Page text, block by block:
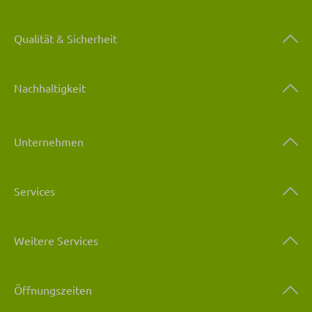
Qualität & Sicherheit
Nachhaltigkeit
Unternehmen
Services
Weitere Services
Öffnungszeiten